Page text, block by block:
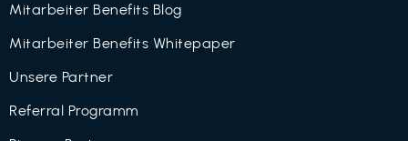
Mitarbeiter Benefits Blog
Mitarbeiter Benefits Whitepaper
Unsere Partner
Referral Programm